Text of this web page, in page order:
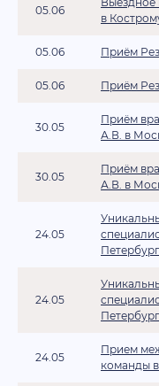
05.06
в
05.06 Приём
05.06 Приём
30.05
Приём
А.В. в
30.05
Приём
А.В. в
24.05
Петербург
24.05
Петербург
24.05
Прием
команды